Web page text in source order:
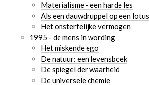
Materialisme - een harde les
Als een dauwdruppel op een
Het onsterfelijke vermogen
1995 - de mens in wording
Het miskende ego
De natuur: een levensboek
De spiegel der waarheid
De universele chemie